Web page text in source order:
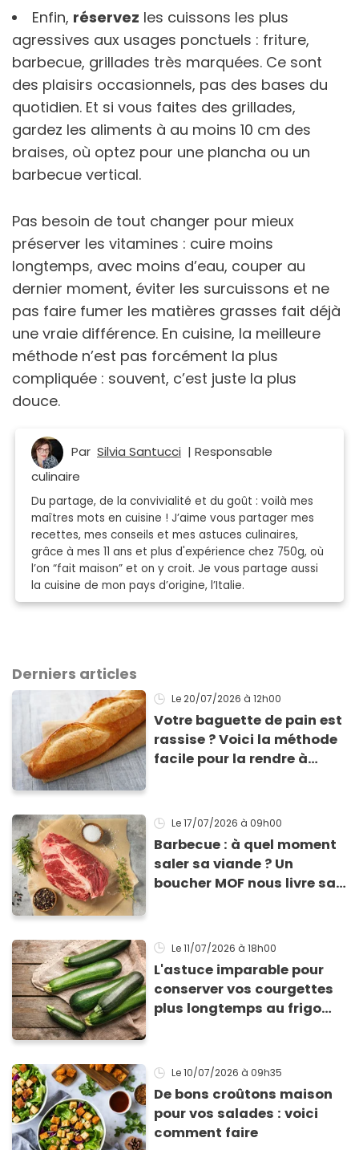
Enfin, réservez les cuissons les plus
agressives aux usages ponctuels : friture,
barbecue, grillades très marquées. Ce sont
des plaisirs occasionnels, pas des bases du
quotidien. Et si vous faites des grillades,
gardez les aliments à au moins 10 cm des
braises, où optez pour une plancha ou un
barbecue vertical.
Pas besoin de tout changer pour mieux
préserver les vitamines : cuire moins
longtemps, avec moins d’eau, couper au
dernier moment, éviter les surcuissons et ne
pas faire fumer les matières grasses fait déjà
une vraie différence. En cuisine, la meilleure
méthode n’est pas forcément la plus
compliquée : souvent, c’est juste la plus
douce.
Par Silvia Santucci | Responsable
culinaire
Du partage, de la convivialité et du goût : voilà mes
maîtres mots en cuisine ! J’aime vous partager mes
recettes, mes conseils et mes astuces culinaires,
grâce à mes 11 ans et plus d'expérience chez 750g, où
l’on “fait maison” et on y croit. Je vous partage aussi
la cuisine de mon pays d’origine, l’Italie.
Derniers articles
Le 20/07/2026 à 12h00
Votre baguette de pain est
rassise ? Voici la méthode
facile pour la rendre à
Le 17/07/2026 à 09h00
Barbecue : à quel moment
saler sa viande ? Un
boucher MOF nous livre sa
Le 11/07/2026 à 18h00
L'astuce imparable pour
conserver vos courgettes
plus longtemps au frigo
Le 10/07/2026 à 09h35
De bons croûtons maison
pour vos salades : voici
comment faire